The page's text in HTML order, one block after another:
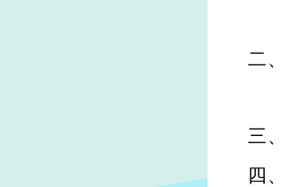
二、
三、
四、